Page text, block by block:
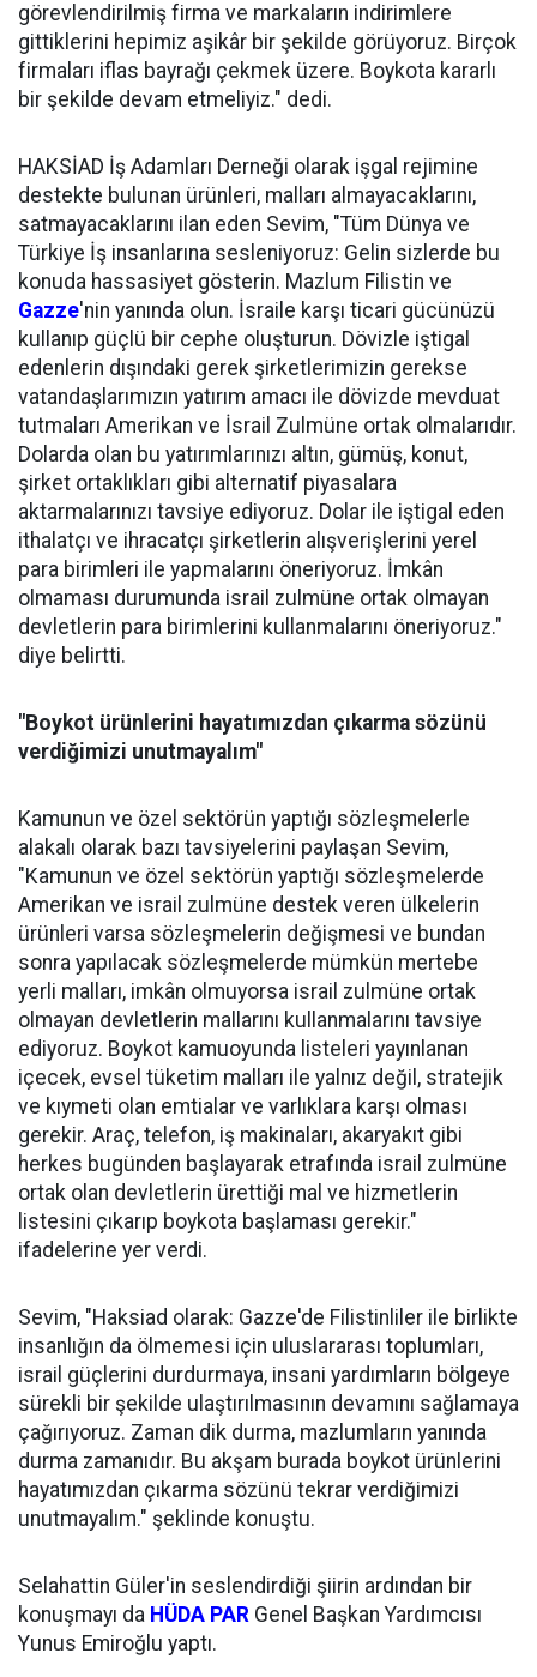
görevlendirilmiş firma ve markaların indirimlere
gittiklerini hepimiz aşikâr bir şekilde görüyoruz. Birçok
firmaları iflas bayrağı çekmek üzere. Boykota kararlı
bir şekilde devam etmeliyiz." dedi.
HAKSİAD İş Adamları Derneği olarak işgal rejimine
destekte bulunan ürünleri, malları almayacaklarını,
satmayacaklarını ilan eden Sevim, "Tüm Dünya ve
Türkiye İş insanlarına sesleniyoruz: Gelin sizlerde bu
konuda hassasiyet gösterin. Mazlum Filistin ve
Gazze'nin yanında olun. İsraile karşı ticari gücünüzü
kullanıp güçlü bir cephe oluşturun. Dövizle iştigal
edenlerin dışındaki gerek şirketlerimizin gerekse
vatandaşlarımızın yatırım amacı ile dövizde mevduat
tutmaları Amerikan ve İsrail Zulmüne ortak olmalarıdır.
Dolarda olan bu yatırımlarınızı altın, gümüş, konut,
şirket ortaklıkları gibi alternatif piyasalara
aktarmalarınızı tavsiye ediyoruz. Dolar ile iştigal eden
ithalatçı ve ihracatçı şirketlerin alışverişlerini yerel
para birimleri ile yapmalarını öneriyoruz. İmkân
olmaması durumunda israil zulmüne ortak olmayan
devletlerin para birimlerini kullanmalarını öneriyoruz."
diye belirtti.
"Boykot ürünlerini hayatımızdan çıkarma sözünü
verdiğimizi unutmayalım"
Kamunun ve özel sektörün yaptığı sözleşmelerle
alakalı olarak bazı tavsiyelerini paylaşan Sevim,
"Kamunun ve özel sektörün yaptığı sözleşmelerde
Amerikan ve israil zulmüne destek veren ülkelerin
ürünleri varsa sözleşmelerin değişmesi ve bundan
sonra yapılacak sözleşmelerde mümkün mertebe
yerli malları, imkân olmuyorsa israil zulmüne ortak
olmayan devletlerin mallarını kullanmalarını tavsiye
ediyoruz. Boykot kamuoyunda listeleri yayınlanan
içecek, evsel tüketim malları ile yalnız değil, stratejik
ve kıymeti olan emtialar ve varlıklara karşı olması
gerekir. Araç, telefon, iş makinaları, akaryakıt gibi
herkes bugünden başlayarak etrafında israil zulmüne
ortak olan devletlerin ürettiği mal ve hizmetlerin
listesini çıkarıp boykota başlaması gerekir."
ifadelerine yer verdi.
Sevim, "Haksiad olarak: Gazze'de Filistinliler ile birlikte
insanlığın da ölmemesi için uluslararası toplumları,
israil güçlerini durdurmaya, insani yardımların bölgeye
sürekli bir şekilde ulaştırılmasının devamını sağlamaya
çağırıyoruz. Zaman dik durma, mazlumların yanında
durma zamanıdır. Bu akşam burada boykot ürünlerini
hayatımızdan çıkarma sözünü tekrar verdiğimizi
unutmayalım." şeklinde konuştu.
Selahattin Güler'in seslendirdiği şiirin ardından bir
konuşmayı da HÜDA PAR Genel Başkan Yardımcısı
Yunus Emiroğlu yaptı.